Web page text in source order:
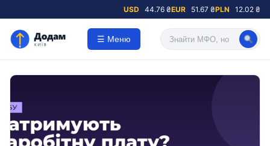
USD 44.76 ₴EUR 51.67 ₴PLN 12.02 ₴
☰ Меню